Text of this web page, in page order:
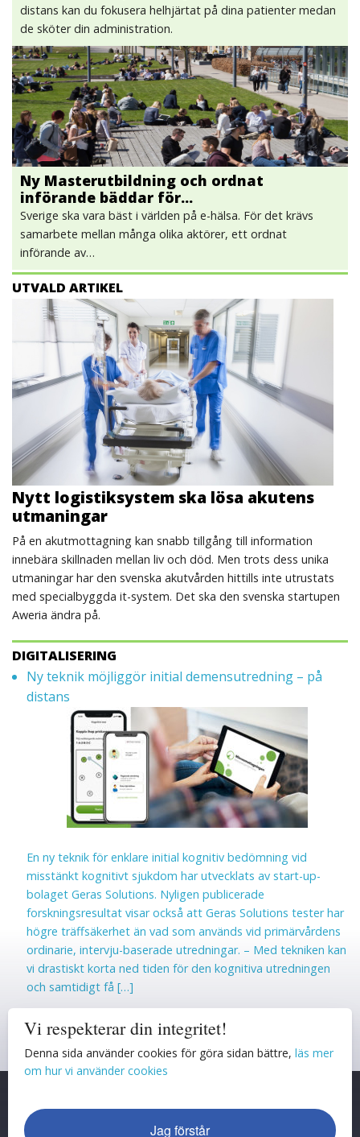
distans kan du fokusera helhjärtat på dina patienter medan
de sköter din administration.
Ny Masterutbildning och ordnat
införande bäddar för…
Sverige ska vara bäst i världen på e-hälsa. För det krävs
samarbete mellan många olika aktörer, ett ordnat
införande av…
UTVALD ARTIKEL
Nytt logistiksystem ska lösa akutens
utmaningar
På en akutmottagning kan snabb tillgång till information
innebära skillnaden mellan liv och död. Men trots dess unika
utmaningar har den svenska akutvården hittills inte utrustats
med specialbyggda it-system. Det ska den svenska startupen
Aweria ändra på.
DIGITALISERING
Ny teknik möjliggör initial demensutredning – på
distans
En ny teknik för enklare initial kognitiv bedömning vid
misstänkt kognitivt sjukdom har utvecklats av start-up-
bolaget Geras Solutions. Nyligen publicerade
forskningsresultat visar också att Geras Solutions tester har
högre träffsäkerhet än vad som används vid primärvårdens
ordinarie, intervju-baserade utredningar. – Med tekniken kan
vi drastiskt korta ned tiden för den kognitiva utredningen
och samtidigt få […]
Powered By AK Featured Post
Vi respekterar din integritet!
Denna sida använder cookies för göra sidan bättre, läs mer
om hur vi använder cookies
Jag förstår